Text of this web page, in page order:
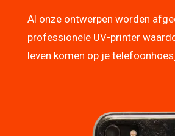
Al onze ontwerpen worden
professionele UV-printer
leven komen op je